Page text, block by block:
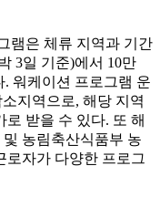
램은 체류 지역과 기간
3일 기준)에서 10만
워케이션 프로그램 운
지역으로, 해당 지역
받을 수 있다. 또 해
농림축산식품부 농
로자가 다양한 프로그